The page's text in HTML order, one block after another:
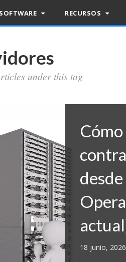
SOFTWARE RECURSOS
under this tag
18 junio, 2026